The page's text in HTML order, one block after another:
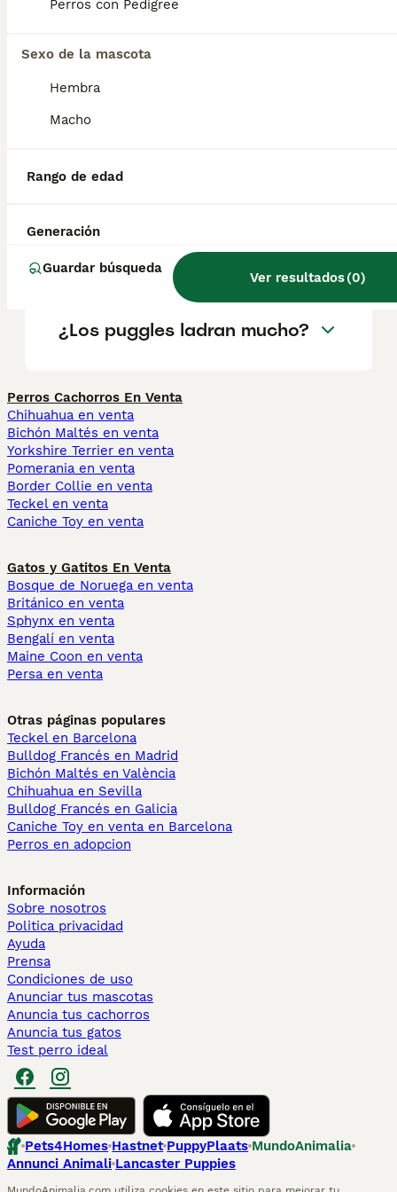
Perros con Pedigree
Sexo de la mascota
Hembra
Macho
Rango de edad
Generación
Guardar búsqueda
Ver resultados(0)
¿Cuáles son los pros y
¿Por qué es caro el perro
¿Dónde debe dormir un pug?
¿Los puggles ladran mucho?
Perros Cachorros En Venta
Chihuahua en venta
Bichón Maltés en venta
Yorkshire Terrier en venta
Pomerania en venta
Border Collie en venta
Teckel en venta
Caniche Toy en venta
Gatos y Gatitos En Venta
Bosque de Noruega en venta
Británico en venta
Sphynx en venta
Bengalí en venta
Maine Coon en venta
Persa en venta
Otras páginas populares
Teckel en Barcelona
Bulldog Francés en Madrid
Bichón Maltés en València
Chihuahua en Sevilla
Bulldog Francés en Galicia
Caniche Toy en venta en Barcelona
Perros en adopcion
Información
Sobre nosotros
Politica privacidad
Ayuda
Prensa
Condiciones de uso
Anunciar tus mascotas
Anuncia tus cachorros
Anuncia tus gatos
Test perro ideal
Pets4Homes Hastnet PuppyPlaats MundoAnimalia
Annunci Animali Lancaster Puppies